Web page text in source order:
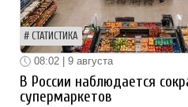
СТАТИСТИКА
08:02 | 9 августа
В России наблюдается
супермаркетов